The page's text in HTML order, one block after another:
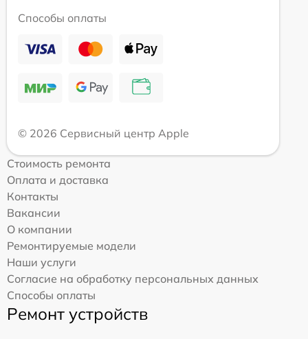
Способы оплаты
© 2026 Сервисный центр Apple
Стоимость ремонта
Оплата и доставка
Контакты
Вакансии
О компании
Ремонтируемые модели
Наши услуги
Согласие на обработку персональных данных
Способы оплаты
Ремонт устройств